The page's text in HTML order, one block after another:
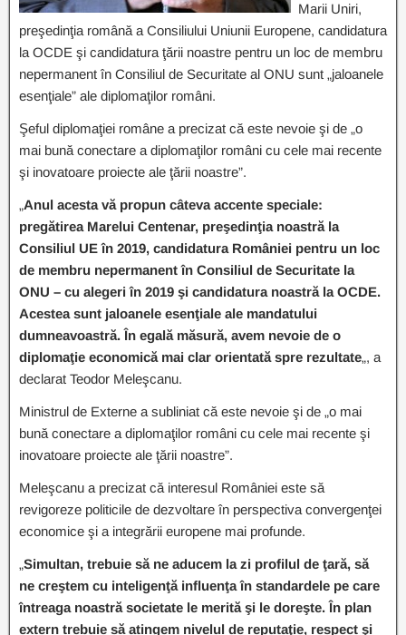
Marii Uniri,
preşedinţia română a Consiliului Uniunii Europene, candidatura
la OCDE şi candidatura ţării noastre pentru un loc de membru
nepermanent în Consiliul de Securitate al ONU sunt „jaloanele
esenţiale” ale diplomaţilor români.
Şeful diplomaţiei române a precizat că este nevoie şi de „o
mai bună conectare a diplomaţilor români cu cele mai recente
şi inovatoare proiecte ale ţării noastre”.
„Anul acesta vă propun câteva accente speciale:
pregătirea Marelui Centenar, preşedinţia noastră la
Consiliul UE în 2019, candidatura României pentru un loc
de membru nepermanent în Consiliul de Securitate la
ONU – cu alegeri în 2019 şi candidatura noastră la OCDE.
Acestea sunt jaloanele esenţiale ale mandatului
dumneavoastră. În egală măsură, avem nevoie de o
diplomaţie economică mai clar orientată spre rezultate„, a
declarat Teodor Meleşcanu.
Ministrul de Externe a subliniat că este nevoie şi de „o mai
bună conectare a diplomaţilor români cu cele mai recente şi
inovatoare proiecte ale ţării noastre”.
Meleşcanu a precizat că interesul României este să
revigoreze politicile de dezvoltare în perspectiva convergenţei
economice şi a integrării europene mai profunde.
„Simultan, trebuie să ne aducem la zi profilul de ţară, să
ne creştem cu inteligenţă influenţa în standardele pe care
întreaga noastră societate le merită şi le doreşte. În plan
extern trebuie să atingem nivelul de reputaţie, respect şi